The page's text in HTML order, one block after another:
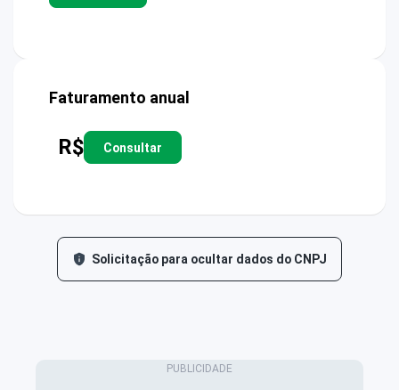
Faturamento anual
R$ Consultar
Solicitação para ocultar dados do CNPJ